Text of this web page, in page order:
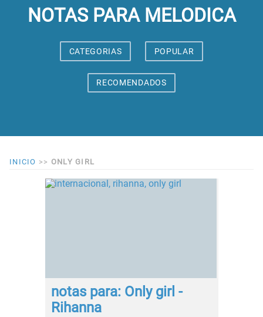
NOTAS PARA MELODICA
CATEGORIAS POPULAR
RECOMENDADOS
INICIO >> ONLY GIRL
notas para: Only girl -
Rihanna